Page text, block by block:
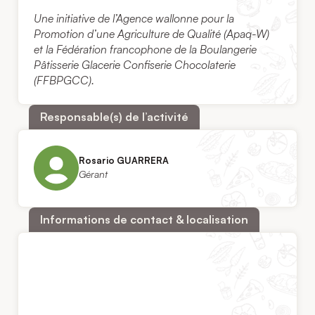
Une initiative de l’Agence wallonne pour la
Promotion d’une Agriculture de Qualité (Apaq-W)
et la Fédération francophone de la Boulangerie
Pâtisserie Glacerie Confiserie Chocolaterie
(FFBPGCC).
Responsable(s) de l’activité
Rosario GUARRERA
Gérant
Informations de contact & localisation